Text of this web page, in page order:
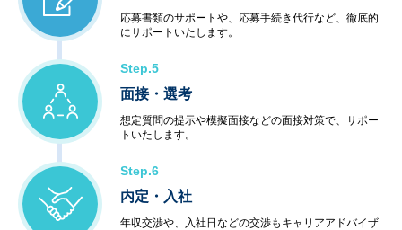
応募書類のサポートや、応募手続き代行など、徹底的
にサポートいたします。
Step.5
面接・選考
想定質問の提示や模擬面接などの面接対策で、サポー
トいたします。
Step.6
内定・入社
年収交渉や、入社日などの交渉もキャリアアドバイザ